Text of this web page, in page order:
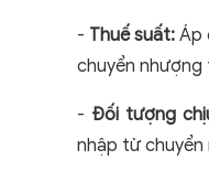
- Thuế suất: Áp
chuyển nhượng
- Đối tượng
nhập từ chuyển